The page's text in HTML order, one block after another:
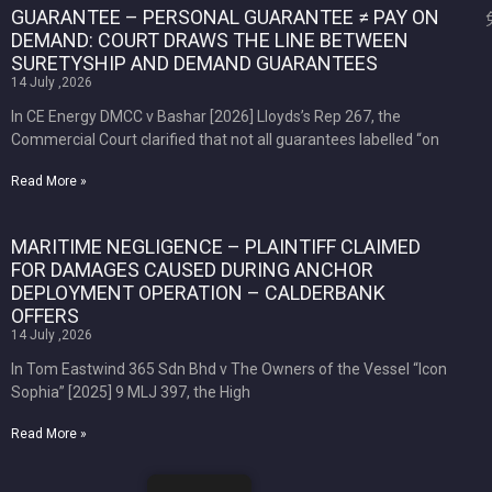
GUARANTEE – PERSONAL GUARANTEE ≠ PAY ON
DEMAND: COURT DRAWS THE LINE BETWEEN
SURETYSHIP AND DEMAND GUARANTEES
14 July ,2026
In CE Energy DMCC v Bashar [2026] Lloyds’s Rep 267, the
Commercial Court clarified that not all guarantees labelled “on
Read More »
MARITIME NEGLIGENCE – PLAINTIFF CLAIMED
FOR DAMAGES CAUSED DURING ANCHOR
DEPLOYMENT OPERATION – CALDERBANK
OFFERS
14 July ,2026
In Tom Eastwind 365 Sdn Bhd v The Owners of the Vessel “Icon
Sophia” [2025] 9 MLJ 397, the High
Read More »